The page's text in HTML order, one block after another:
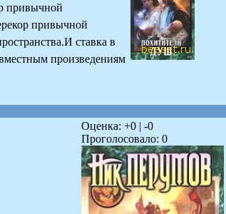
привычной
привычной
ставка в
произведениям
Оценка: +0 | -0
Проголосовало: 0